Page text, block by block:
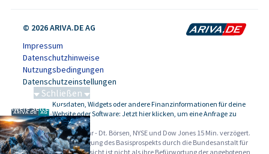
© 2026 ARIVA.DE AG
Impressum
Datenschutzhinweise
Nutzungsbedingungen
Datenschutzeinstellungen
-
Kursdaten, Widgets oder andere Finanzinformationen für deine
Website oder Software: Jetzt hier klicken, um eine Anfrage zu
stellen.
Alle Angaben ohne Gewähr - Dt. Börsen, NYSE und Dow Jones 15 Min. verzögert.
Werbehinweise:Die Billigung des Basisprospekts durch die Bundesanstalt für
Finanzdienstleistungsaufsicht ist nicht als ihre Befürwortung der angebotenen
Schließen
Schwere Seltene Erden